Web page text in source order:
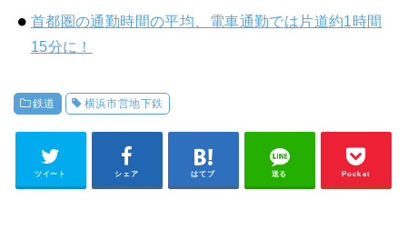
首都圏の通勤時間の平均、電車通勤では片道約1時間
15分に！
鉄道 横浜市営地下鉄
ツイート シェア はてブ 送る Pocket